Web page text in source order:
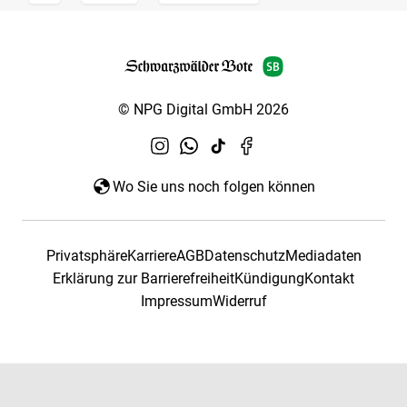
© NPG Digital GmbH 2026
Wo Sie uns noch folgen können
PrivatsphäreKarriereAGBDatenschutzMediadaten
Erklärung zur BarrierefreiheitKündigungKontakt
ImpressumWiderruf